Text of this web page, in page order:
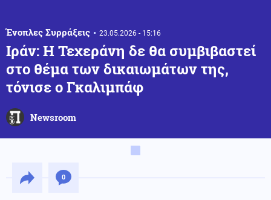
Ένοπλες Συρράξεις 23.05.2026 - 15:16
Ιράν: Η Τεχεράνη δε θα συμβιβαστεί
στο θέμα των δικαιωμάτων της,
τόνισε ο Γκαλιμπάφ
Newsroom
0